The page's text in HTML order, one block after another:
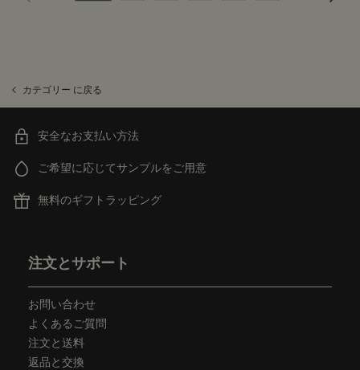
カテゴリー に戻る
安全なお支払い方法
ご希望に応じてサンプルをご用意
無料のギフトラッピング
注文とサポート
お問い合わせ
よくあるご質問
注文と送料
返品と交換